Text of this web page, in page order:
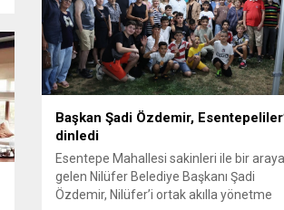
Panayır Mahallesi 3’üncü Pınar
Caddesi’nde altyapı ve üstyapıyı
çalışmalarında sona yaklaştı. Bölgenin
Başkan Şadi Özdemir,
dinledi
Esentepe Mahallesi sakinleri ile bir araya
gelen Nilüfer Belediye Başkanı Şadi
Özdemir, Nilüfer’i ortak akılla yönetme